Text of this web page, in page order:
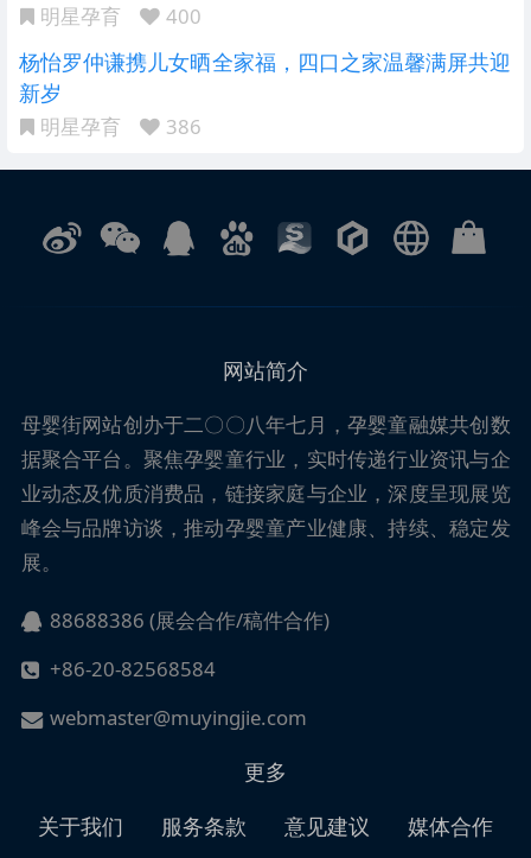
明星孕育 400
杨怡罗仲谦携儿女晒全家福，四口之家温馨满屏共迎
新岁
明星孕育 386
网站简介
母婴街网站创办于二〇〇八年七月，孕婴童融媒共创数
据聚合平台。聚焦孕婴童行业，实时传递行业资讯与企
业动态及优质消费品，链接家庭与企业，深度呈现展览
峰会与品牌访谈，推动孕婴童产业健康、持续、稳定发
展。
88688386 (展会合作/稿件合作)
+86-20-82568584
webmaster@muyingjie.com
更多
关于我们
服务条款 意见建议
媒体合作